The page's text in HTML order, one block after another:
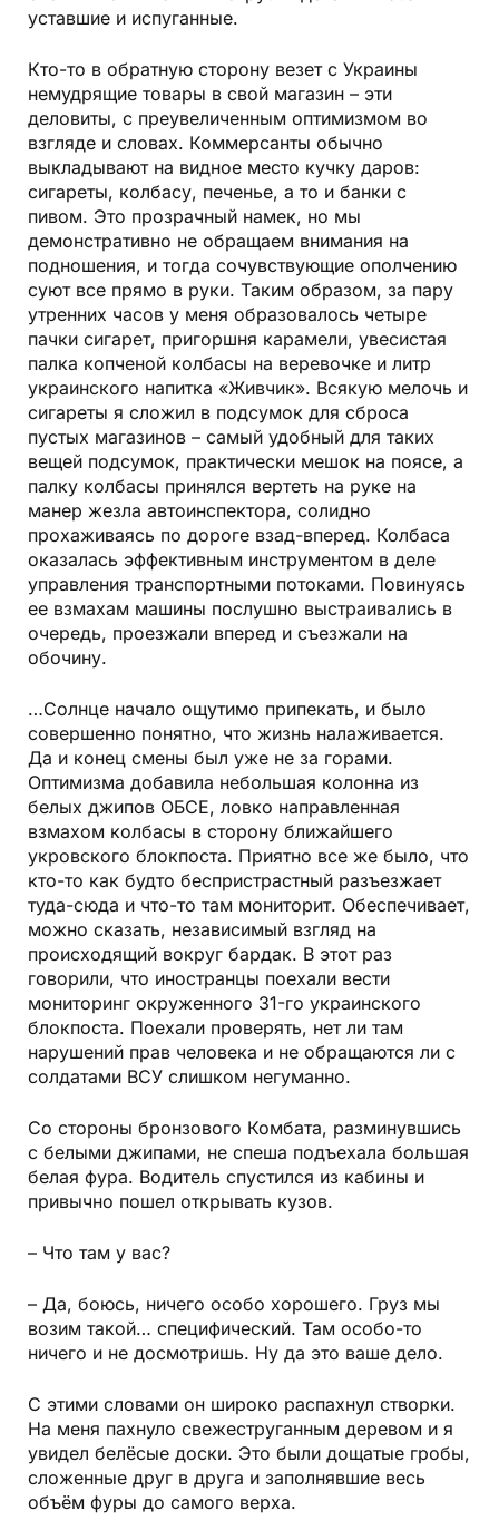
уставшие и испуганные.
Кто-то в обратную сторону везет с Украины
немудрящие товары в свой магазин – эти
деловиты, с преувеличенным оптимизмом во
взгляде и словах. Коммерсанты обычно
выкладывают на видное место кучку даров:
сигареты, колбасу, печенье, а то и банки с
пивом. Это прозрачный намек, но мы
демонстративно не обращаем внимания на
подношения, и тогда сочувствующие ополчению
суют все прямо в руки. Таким образом, за пару
утренних часов у меня образовалось четыре
пачки сигарет, пригоршня карамели, увесистая
палка копченой колбасы на веревочке и литр
украинского напитка «Живчик». Всякую мелочь и
сигареты я сложил в подсумок для сброса
пустых магазинов – самый удобный для таких
вещей подсумок, практически мешок на поясе, а
палку колбасы принялся вертеть на руке на
манер жезла автоинспектора, солидно
прохаживаясь по дороге взад-вперед. Колбаса
оказалась эффективным инструментом в деле
управления транспортными потоками. Повинуясь
ее взмахам машины послушно выстраивались в
очередь, проезжали вперед и съезжали на
обочину.
…Солнце начало ощутимо припекать, и было
совершенно понятно, что жизнь налаживается.
Да и конец смены был уже не за горами.
Оптимизма добавила небольшая колонна из
белых джипов ОБСЕ, ловко направленная
взмахом колбасы в сторону ближайшего
укровского блокпоста. Приятно все же было, что
кто-то как будто беспристрастный разъезжает
туда-сюда и что-то там мониторит. Обеспечивает,
можно сказать, независимый взгляд на
происходящий вокруг бардак. В этот раз
говорили, что иностранцы поехали вести
мониторинг окруженного 31-го украинского
блокпоста. Поехали проверять, нет ли там
нарушений прав человека и не обращаются ли с
солдатами ВСУ слишком негуманно.
Со стороны бронзового Комбата, разминувшись
с белыми джипами, не спеша подъехала большая
белая фура. Водитель спустился из кабины и
привычно пошел открывать кузов.
– Что там у вас?
– Да, боюсь, ничего особо хорошего. Груз мы
возим такой… специфический. Там особо-то
ничего и не досмотришь. Ну да это ваше дело.
С этими словами он широко распахнул створки.
На меня пахнуло свежеструганным деревом и я
увидел белёсые доски. Это были дощатые гробы,
сложенные друг в друга и заполнявшие весь
объём фуры до самого верха.